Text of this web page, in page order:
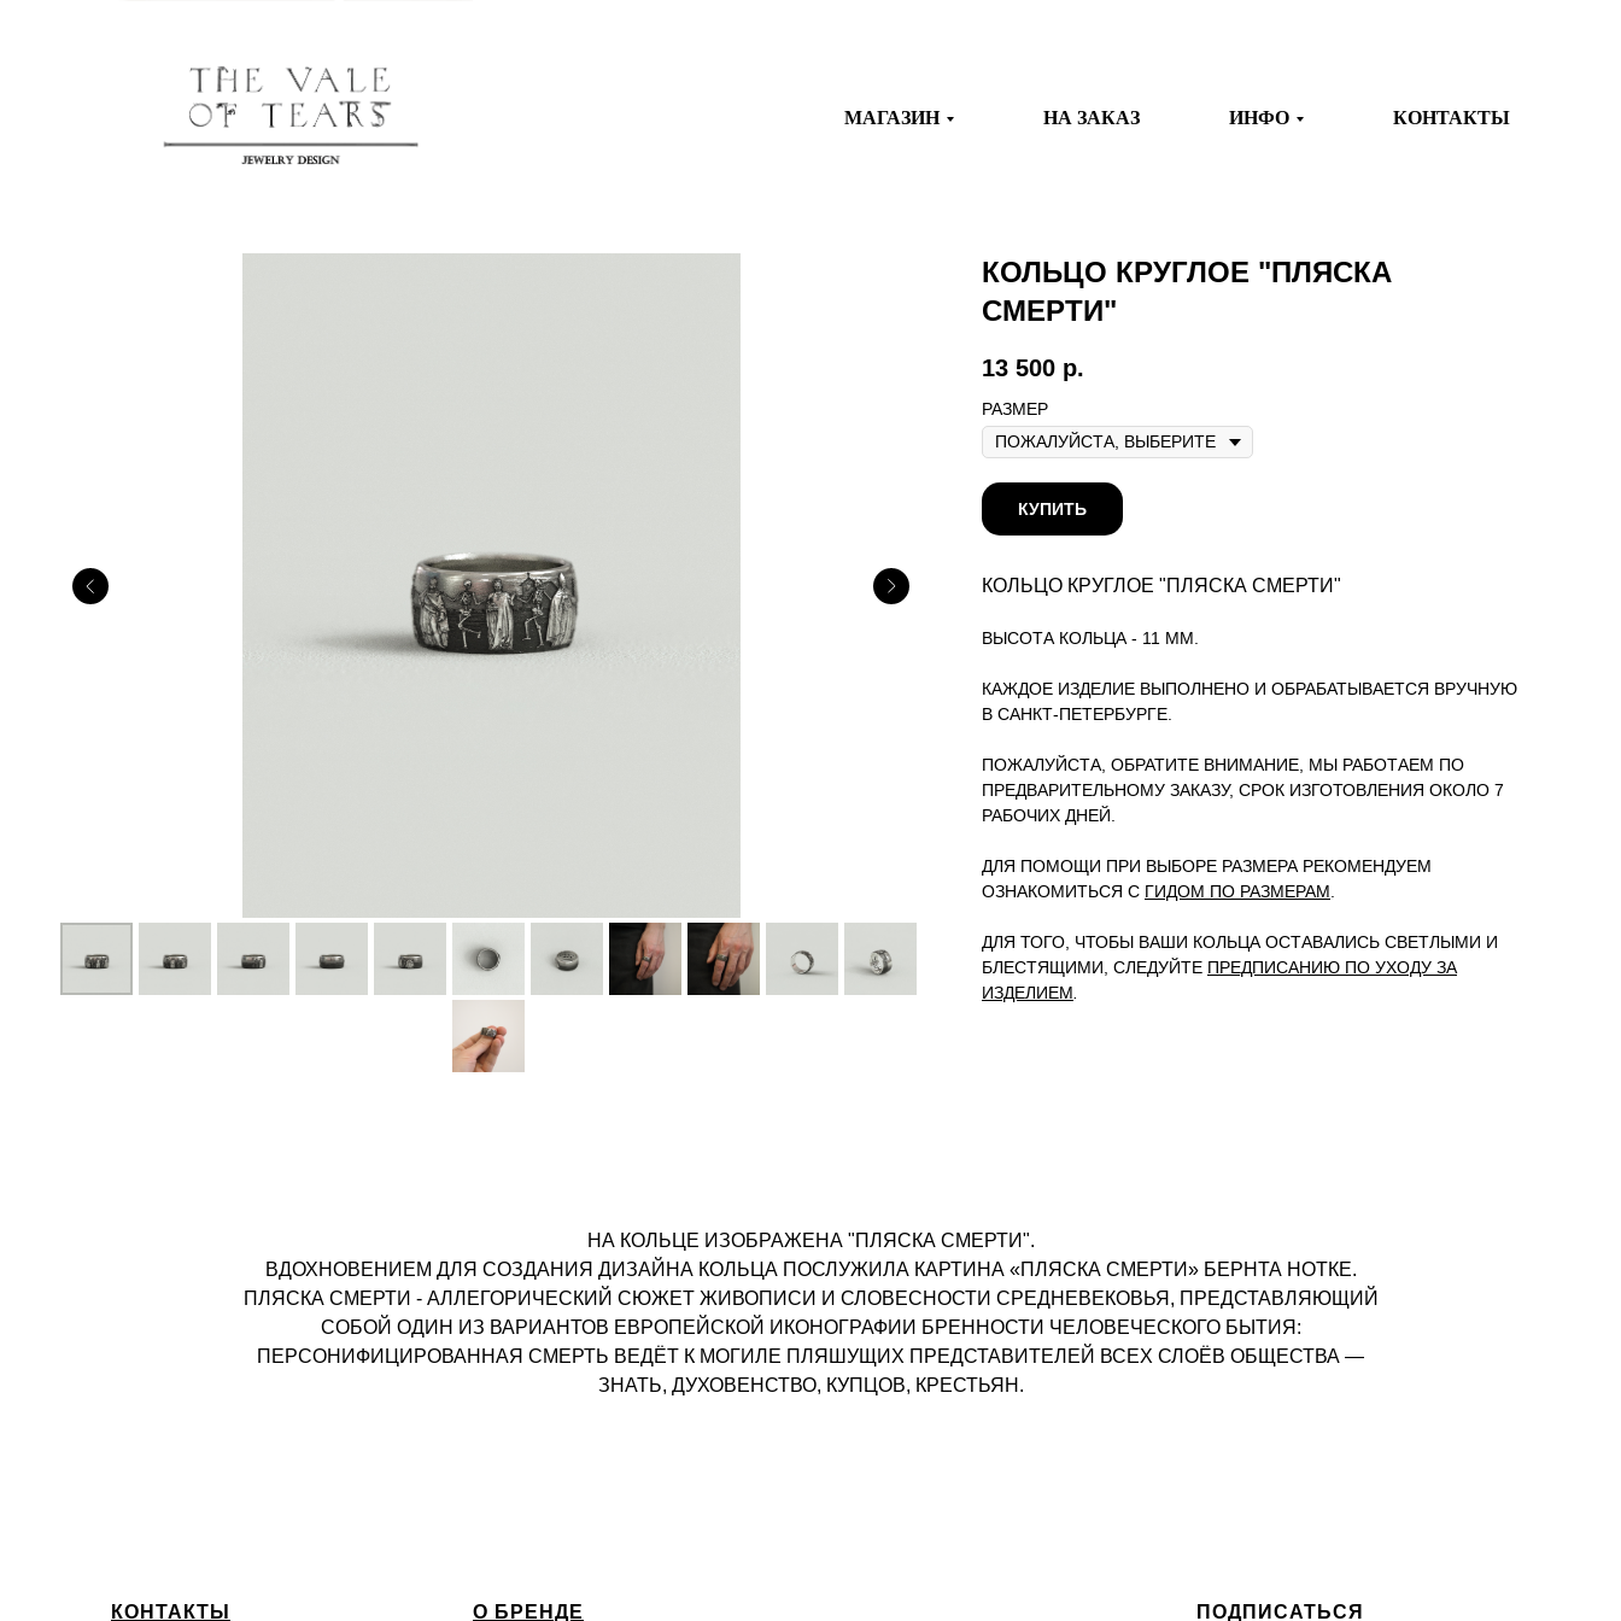
МАГАЗИН НА ЗАКАЗ ИНФО КОНТАКТЫ
КОЛЬЦО КРУГЛОЕ "ПЛЯСКА
СМЕРТИ"
13 500 р.
РАЗМЕР
КУПИТЬ
КОЛЬЦО КРУГЛОЕ "ПЛЯСКА СМЕРТИ"
ВЫСОТА КОЛЬЦА - 11 ММ.
КАЖДОЕ ИЗДЕЛИЕ ВЫПОЛНЕНО И ОБРАБАТЫВАЕТСЯ ВРУЧНУЮ
В САНКТ-ПЕТЕРБУРГЕ.
ПОЖАЛУЙСТА, ОБРАТИТЕ ВНИМАНИЕ, МЫ РАБОТАЕМ ПО
ПРЕДВАРИТЕЛЬНОМУ ЗАКАЗУ, СРОК ИЗГОТОВЛЕНИЯ ОКОЛО 7
РАБОЧИХ ДНЕЙ.
ДЛЯ ПОМОЩИ ПРИ ВЫБОРЕ РАЗМЕРА РЕКОМЕНДУЕМ
ОЗНАКОМИТЬСЯ С ГИДОМ ПО РАЗМЕРАМ.
ДЛЯ ТОГО, ЧТОБЫ ВАШИ КОЛЬЦА ОСТАВАЛИСЬ СВЕТЛЫМИ И
БЛЕСТЯЩИМИ, СЛЕДУЙТЕ ПРЕДПИСАНИЮ ПО УХОДУ ЗА
ИЗДЕЛИЕМ.
НА КОЛЬЦЕ ИЗОБРАЖЕНА "ПЛЯСКА СМЕРТИ".
ВДОХНОВЕНИЕМ ДЛЯ СОЗДАНИЯ ДИЗАЙНА КОЛЬЦА ПОСЛУЖИЛА КАРТИНА «ПЛЯСКА СМЕРТИ» БЕРНТА НОТКЕ.
ПЛЯСКА СМЕРТИ - АЛЛЕГОРИЧЕСКИЙ СЮЖЕТ ЖИВОПИСИ И СЛОВЕСНОСТИ СРЕДНЕВЕКОВЬЯ, ПРЕДСТАВЛЯЮЩИЙ
СОБОЙ ОДИН ИЗ ВАРИАНТОВ ЕВРОПЕЙСКОЙ ИКОНОГРАФИИ БРЕННОСТИ ЧЕЛОВЕЧЕСКОГО БЫТИЯ:
ПЕРСОНИФИЦИРОВАННАЯ СМЕРТЬ ВЕДЁТ К МОГИЛЕ ПЛЯШУЩИХ ПРЕДСТАВИТЕЛЕЙ ВСЕХ СЛОЁВ ОБЩЕСТВА —
ЗНАТЬ, ДУХОВЕНСТВО, КУПЦОВ, КРЕСТЬЯН.
КОНТАКТЫ О БРЕНДЕ ПОДПИСАТЬСЯ